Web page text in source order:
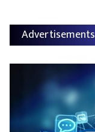
Advertisements